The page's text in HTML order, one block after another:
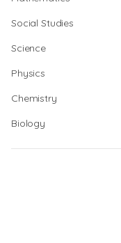
Social Studies
Science
Physics
Chemistry
Biology